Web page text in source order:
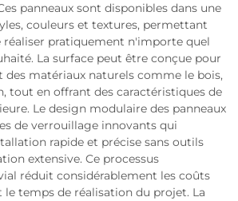
panneaux sont disponibles dans une
couleurs et textures, permettant
réaliser pratiquement n'importe quel
La surface peut être conçue pour
matériaux naturels comme le bois,
tout en offrant des caractéristiques de
Le design modulaire des panneaux
de verrouillage innovants qui
rapide et précise sans outils
extensive. Ce processus
réduit considérablement les coûts
temps de réalisation du projet. La